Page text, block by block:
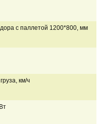
с паллетой 1200*800, мм
км/ч